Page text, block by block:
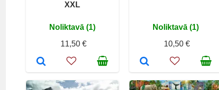
XXL
Noliktavā (1)
11,50 €
Noliktavā (1)
10,50 €